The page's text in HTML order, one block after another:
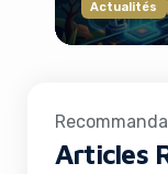
Actualités
Articles